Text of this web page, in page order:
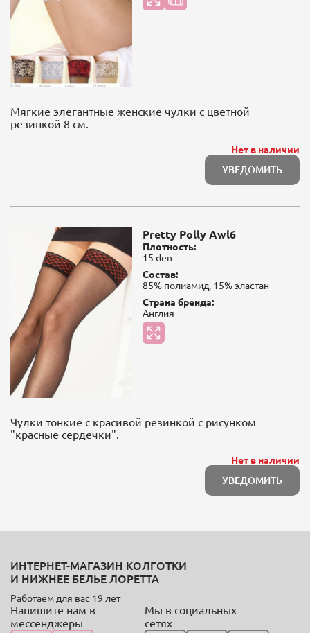
Мягкие элегантные женские чулки с цветной
резинкой 8 см.
Нет в наличии
УВЕДОМИТЬ
Pretty Polly Awl6
Плотность:
15 den
Состав:
85% полиамид, 15% эластан
Страна бренда:
Англия
Чулки тонкие с красивой резинкой с рисунком
"красные сердечки".
Нет в наличии
УВЕДОМИТЬ
ИНТЕРНЕТ-МАГАЗИН КОЛГОТКИ
И НИЖНЕЕ БЕЛЬЕ ЛОРЕТТА
Работаем для вас 19 лет
Напишите нам в
мессенджеры
Мы в социальных
сетях